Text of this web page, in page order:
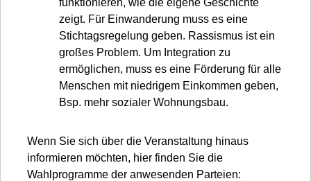
funktionieren, wie die eigene Geschichte
zeigt. Für Einwanderung muss es eine
Stichtagsregelung geben. Rassismus ist ein
großes Problem. Um Integration zu
ermöglichen, muss es eine Förderung für alle
Menschen mit niedrigem Einkommen geben,
Bsp. mehr sozialer Wohnungsbau.
Wenn Sie sich über die Veranstaltung hinaus
informieren möchten, hier finden Sie die
Wahlprogramme der anwesenden Parteien: